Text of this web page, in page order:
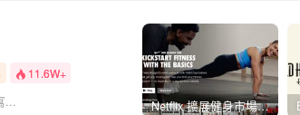
11.6W+
... Netflix 擴展健身市場 與 Nike 合作推出《Nike Training Club》系列健身影片